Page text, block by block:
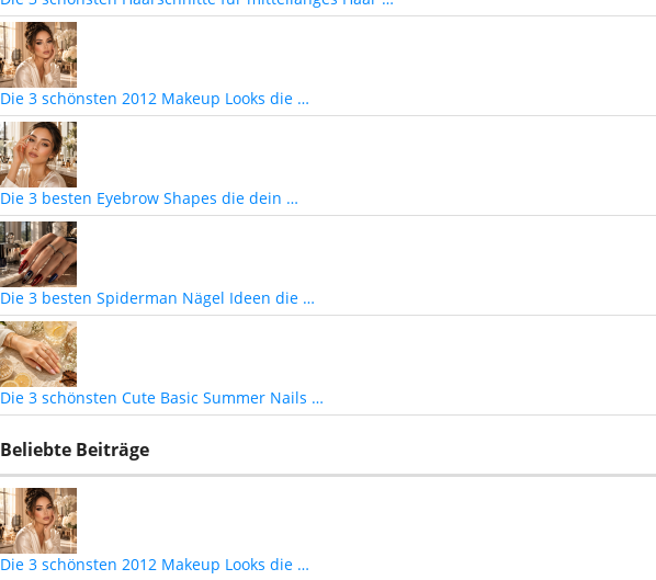
Die 3 schönsten 2012 Makeup Looks die …
Die 3 besten Eyebrow Shapes die dein …
Die 3 besten Spiderman Nägel Ideen die …
Die 3 schönsten Cute Basic Summer Nails …
Beliebte Beiträge
Die 3 schönsten 2012 Makeup Looks die …